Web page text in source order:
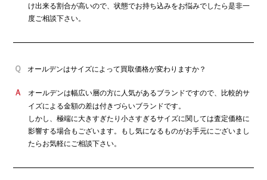
け出来る割合が高いので、状態でお持ち込みをお悩みでしたら是非一
度ご相談下さい。
オールデンはサイズによって買取価格が変わりますか？
オールデンは幅広い層の方に人気があるブランドですので、比較的サ
イズによる金額の差は付きづらいブランドです。
しかし、極端に大きすぎたり小さすぎるサイズに関しては査定価格に
影響する場合もございます。もし気になるものがお手元にございまし
たらお気軽にご相談下さい。